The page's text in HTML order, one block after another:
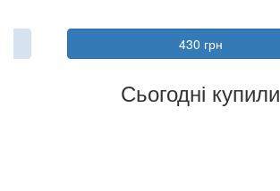
430 грн
Сьогодні купили